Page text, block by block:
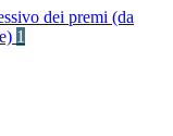
dei premi (da
1